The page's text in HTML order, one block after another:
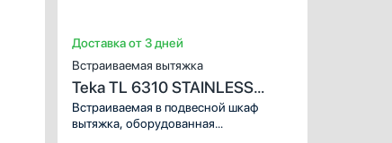
Доставка от 3 дней
Встраиваемая вытяжка
Teka TL 6310 STAINLESS
STEEL
Встраиваемая в подвесной шкаф
вытяжка, оборудованная